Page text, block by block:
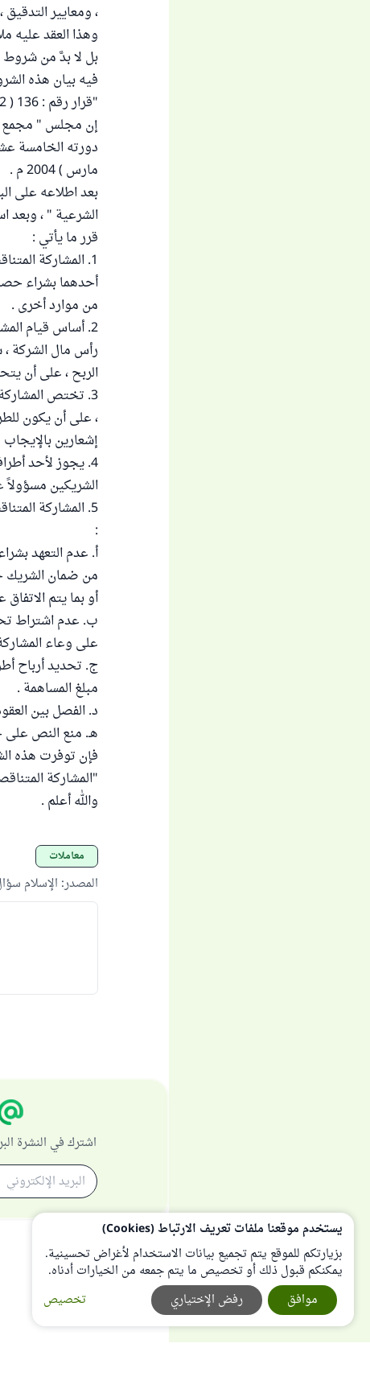
، ومعايير التدقيق
وهذا العقد عليه
بل لا بدَّ من
فيه بيان هذه
"قرار رقم : 136 ( 2 / 15 ) : بشأن المشاركة المتناقصة وضوابطها الشرعية :
إن مجلس " مجمع
مارس ) 2004 م .
بعد اطلاعه على
الشرعية " ، وبعد
قرر ما يأتي :
1. المشاركة
أحدهما بشراء
من موارد أخرى .
2. أساس قيام
رأس مال الشركة ،
الربح ، على أن
3. تختص
، على أن يكون
إشعارين بالإيجاب
4. يجوز لأحد
الشريكين مسؤولاً
5. المشاركة
:
أ. عدم التعهد
من ضمان الشريك
أو بما يتم الاتفاق
ب. عدم اشتراط
على وعاء
ج. تحديد أرباح
مبلغ المساهمة .
د. الفصل بين
هـ. منع النص
فإن توفرت هذه
"المشاركة
والله أعلم .
معاملات
المصدر: الإسلام
اشترك في النشرة
يستخدم موقعنا ملفات تعريف الارتباط (Cookies)
بزيارتكم للموقع يتم تجميع بيانات الاستخدام لأغراض تحسينية.
يمكنكم قبول ذلك أو تخصيص ما يتم جمعه من الخيارات أدناه.
تخصيص
رفض الإختياري موافق